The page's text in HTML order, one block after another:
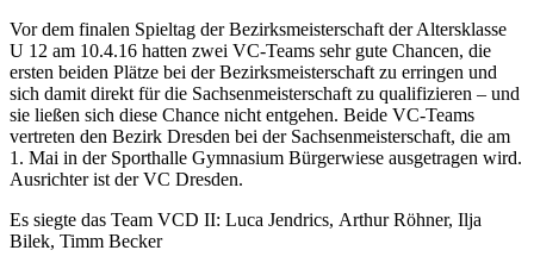
Vor dem finalen Spieltag der Bezirksmeisterschaft der Altersklasse
U 12 am 10.4.16 hatten zwei VC-Teams sehr gute Chancen, die
ersten beiden Plätze bei der Bezirksmeisterschaft zu erringen und
sich damit direkt für die Sachsenmeisterschaft zu qualifizieren – und
sie ließen sich diese Chance nicht entgehen. Beide VC-Teams
vertreten den Bezirk Dresden bei der Sachsenmeisterschaft, die am
1. Mai in der Sporthalle Gymnasium Bürgerwiese ausgetragen wird.
Ausrichter ist der VC Dresden.
Es siegte das Team VCD II: Luca Jendrics, Arthur Röhner, Ilja
Bilek, Timm Becker